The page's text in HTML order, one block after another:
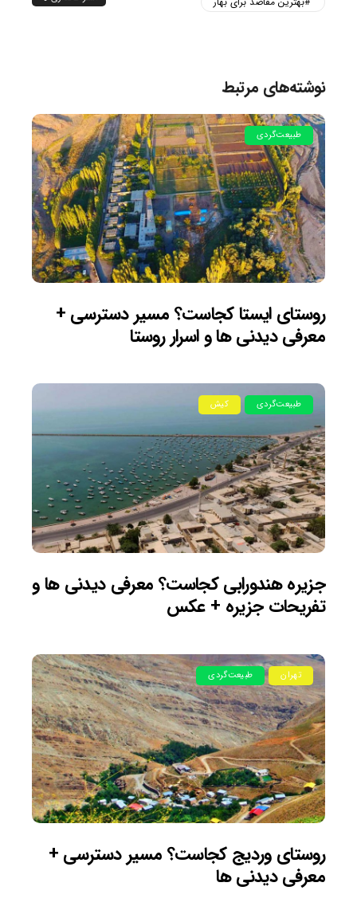
نوشته‌های مرتبط
طبیعت‌گردی
روستای ایستا کجاست؟ مسیر دسترسی +
معرفی دیدنی ها و اسرار روستا
طبیعت‌گردی کیش
جزیره هندورابی کجاست؟ معرفی دیدنی ها و
تفریحات جزیره + عکس
تهران طبیعت‌گردی
روستای وردیج کجاست؟ مسیر دسترسی +
معرفی دیدنی ها